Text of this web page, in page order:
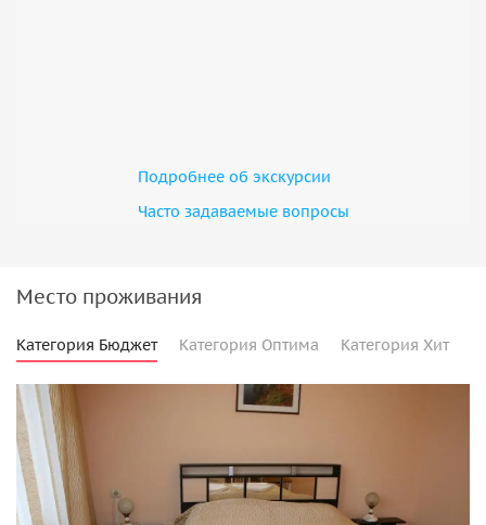
Подробнее об экскурсии
Часто задаваемые вопросы
Место проживания
Категория Бюджет Категория Оптима Категория Хит